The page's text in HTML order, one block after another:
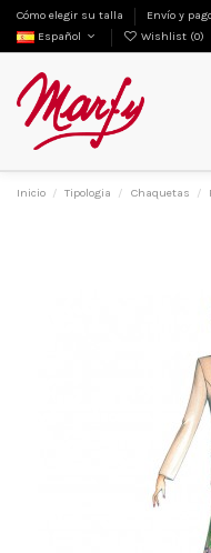
Cómo elegir su talla Envío y
Español
Wishlist (0)
Inicio Tipologia Chaquetas